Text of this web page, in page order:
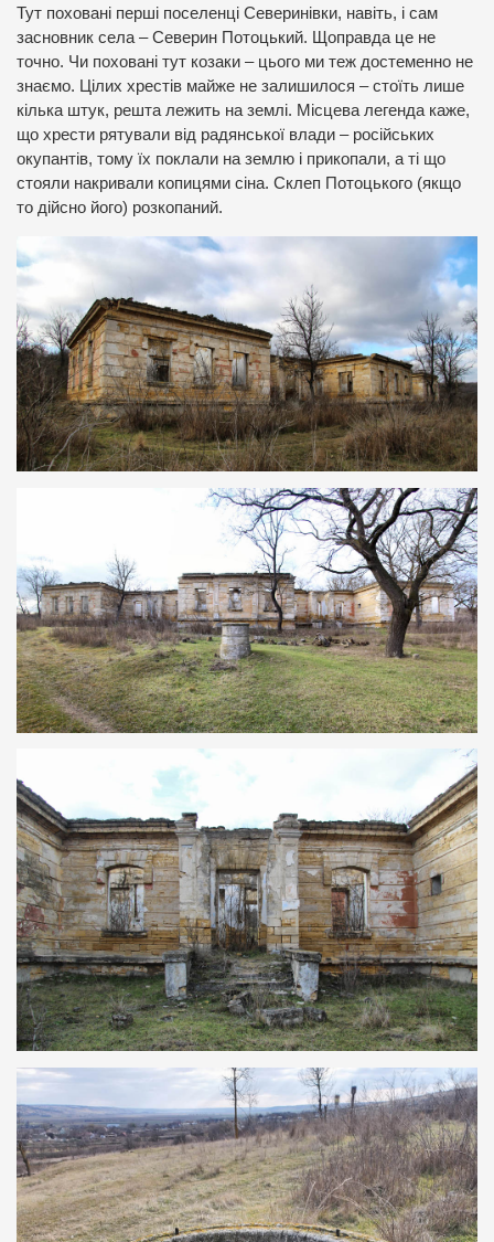
Тут поховані перші поселенці Северинівки, навіть, і сам
засновник села – Северин Потоцький. Щоправда це не
точно. Чи поховані тут козаки – цього ми теж достеменно не
знаємо. Цілих хрестів майже не залишилося – стоїть лише
кілька штук, решта лежить на землі. Місцева легенда каже,
що хрести рятували від радянської влади – російських
окупантів, тому їх поклали на землю і прикопали, а ті що
стояли накривали копицями сіна. Склеп Потоцького (якщо
то дійсно його) розкопаний.